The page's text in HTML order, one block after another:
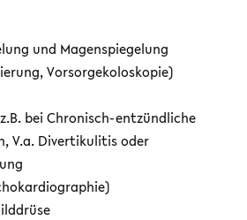
und Magenspiegelung
Vorsorgekoloskopie)
bei Chronisch-entzündliche
V.a. Divertikulitis oder